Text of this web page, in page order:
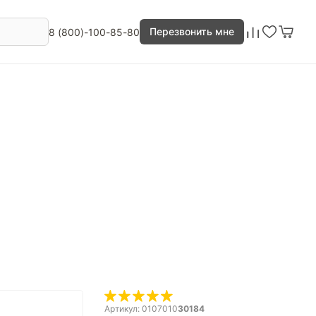
8 (800)-100-85-80 Перезвонить мне
Артикул: 010701030184